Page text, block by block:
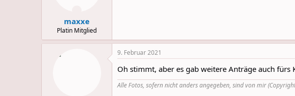
maxxe
Platin Mitglied
9. Februar 2021
Oh stimmt, aber es gab weitere Anträge auch
Alle Fotos, sofern nicht anders angegeben, sind von mir